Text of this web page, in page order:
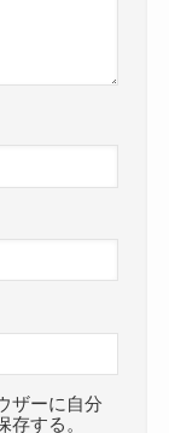
ザーに自分
する。